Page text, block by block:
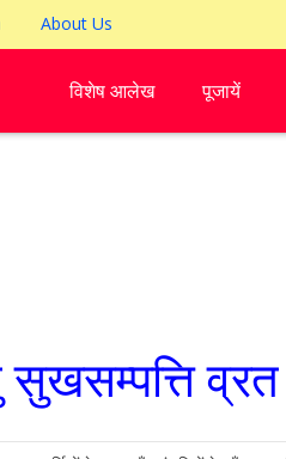
About Us
विशेष आलेख पूजायें
व्रत